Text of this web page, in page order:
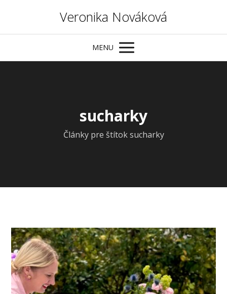
Veronika Nováková
MENU
sucharky
Články pre štítok sucharky